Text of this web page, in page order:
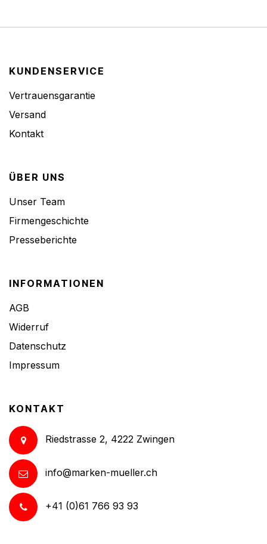
KUNDENSERVICE
Vertrauensgarantie
Versand
Kontakt
ÜBER UNS
Unser Team
Firmengeschichte
Presseberichte
INFORMATIONEN
AGB
Widerruf
Datenschutz
Impressum
KONTAKT
Riedstrasse 2, 4222 Zwingen
info@marken-mueller.ch
+41 (0)61 766 93 93